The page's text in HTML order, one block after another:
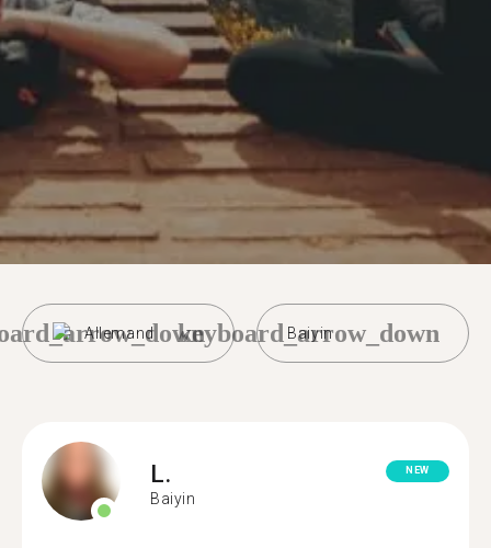
Allemand Baiyin
keyboard_arrow_down
L.
Baiyin
NEW